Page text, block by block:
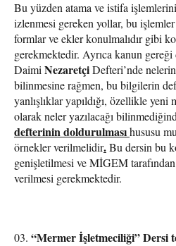
Bu yüzden atama ve istifa
izlenmesi gereken yollar, bu işlemler
formlar ve ekler konulmalıdır gibi
gerekmektedir. Ayrıca kanun
Daimi NezaretçiDefteri’nde
bilinmesine rağmen, bu bilgilerin
yanlışlıklar yapıldığı, özellikle yeni
olarak neler yazılacağı
defterinin doldurulmasıhususu
örnekler verilmelidir.Bu dersin bu
genişletilmesi ve MİGEM
verilmesi gerekmektedir.
“Mermer İşletmeciliği” Dersi